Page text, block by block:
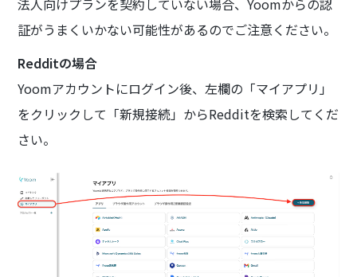
法人向けプランを契約していない場合、Yoomからの認
証がうまくいかない可能性があるのでご注意ください。
Redditの場合
Yoomアカウントにログイン後、左欄の「マイアプリ」
をクリックして「新規接続」からRedditを検索してくだ
さい。